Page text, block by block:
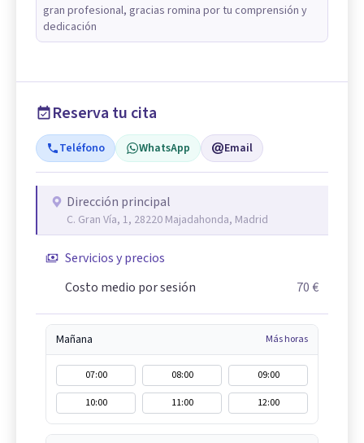
gran profesional, gracias romina por tu comprensión y
dedicación
Reserva tu cita
Teléfono WhatsApp Email
Dirección principal
C. Gran Vía, 1, 28220 Majadahonda, Madrid
Servicios y precios
Costo medio por sesión
70 €
Mañana Más horas
07:00 08:00
09:00
10:00
11:00 12:00